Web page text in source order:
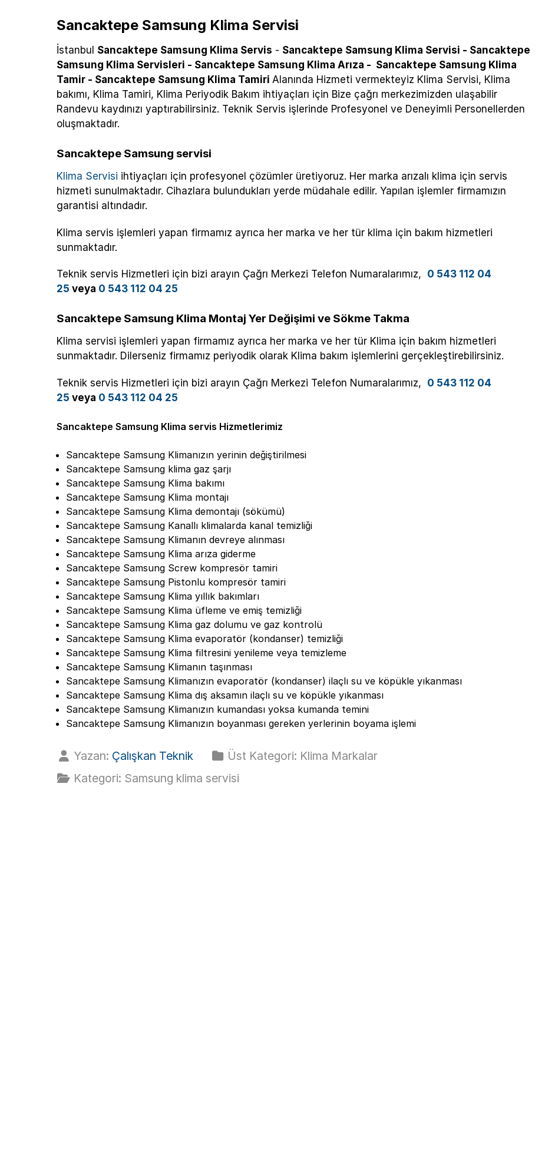
Sancaktepe Samsung Klima Servisi
İstanbul Sancaktepe Samsung Klima Servis - Sancaktepe Samsung Klima Servisi - Sancaktepe
Samsung Klima Servisleri - Sancaktepe Samsung Klima Arıza - Sancaktepe Samsung Klima
Tamir - Sancaktepe Samsung Klima Tamiri Alanında Hizmeti vermekteyiz Klima Servisi, Klima
bakımı, Klima Tamiri, Klima Periyodik Bakım ihtiyaçları için Bize çağrı merkezimizden ulaşabilir
Randevu kaydınızı yaptırabilirsiniz. Teknik Servis işlerinde Profesyonel ve Deneyimli Personellerden
oluşmaktadır.
Sancaktepe Samsung servisi
Klima Servisi ihtiyaçları için profesyonel çözümler üretiyoruz. Her marka arızalı klima için servis
hizmeti sunulmaktadır. Cihazlara bulundukları yerde müdahale edilir. Yapılan işlemler firmamızın
garantisi altındadır.
Klima servis işlemleri yapan firmamız ayrıca her marka ve her tür klima için bakım hizmetleri
sunmaktadır.
Teknik servis Hizmetleri için bizi arayın Çağrı Merkezi Telefon Numaralarımız, 0 543 112 04
25 veya 0 543 112 04 25
Sancaktepe Samsung Klima Montaj Yer Değişimi ve Sökme Takma
Klima servisi işlemleri yapan firmamız ayrıca her marka ve her tür Klima için bakım hizmetleri
sunmaktadır. Dilerseniz firmamız periyodik olarak Klima bakım işlemlerini gerçekleştirebilirsiniz.
Teknik servis Hizmetleri için bizi arayın Çağrı Merkezi Telefon Numaralarımız, 0 543 112 04
25 veya 0 543 112 04 25
Sancaktepe Samsung Klima servis Hizmetlerimiz
Sancaktepe Samsung Klimanızın yerinin değiştirilmesi
Sancaktepe Samsung klima gaz şarjı
Sancaktepe Samsung Klima bakımı
Sancaktepe Samsung Klima montajı
Sancaktepe Samsung Klima demontajı (sökümü)
Sancaktepe Samsung Kanallı klimalarda kanal temizliği
Sancaktepe Samsung Klimanın devreye alınması
Sancaktepe Samsung Klima arıza giderme
Sancaktepe Samsung Screw kompresör tamiri
Sancaktepe Samsung Pistonlu kompresör tamiri
Sancaktepe Samsung Klima yıllık bakımları
Sancaktepe Samsung Klima üfleme ve emiş temizliği
Sancaktepe Samsung Klima gaz dolumu ve gaz kontrolü
Sancaktepe Samsung Klima evaporatör (kondanser) temizliği
Sancaktepe Samsung Klima filtresini yenileme veya temizleme
Sancaktepe Samsung Klimanın taşınması
Sancaktepe Samsung Klimanızın evaporatör (kondanser) ilaçlı su ve köpükle yıkanması
Sancaktepe Samsung Klima dış aksamın ilaçlı su ve köpükle yıkanması
Sancaktepe Samsung Klimanızın kumandası yoksa kumanda temini
Sancaktepe Samsung Klimanızın boyanması gereken yerlerinin boyama işlemi
Yazan: Çalışkan Teknik Üst Kategori: Klima Markalar
Kategori: Samsung klima servisi